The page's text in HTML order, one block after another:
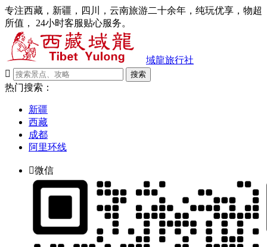
专注西藏，新疆，四川，云南旅游二十余年，纯玩优享，物超
所值， 24小时客服贴心服务。
域龍旅行社

搜索
热门搜索：
新疆
西藏
成都
阿里环线
微信